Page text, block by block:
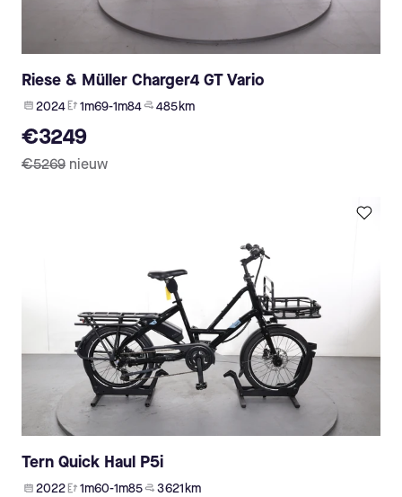
Riese & Müller Charger4 GT Vario
2024 1m69-1m84 485 km
€3249
€5269 nieuw
Tern Quick Haul P5i
2022 1m60-1m85 3 621 km